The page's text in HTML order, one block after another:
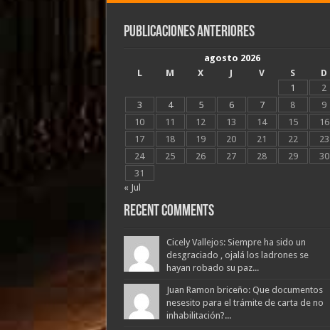
Publicaciones Anteriores
agosto 2026
L
M X J V S
D
1
2
3
4 5 6 7 8
9
10
11 12 13 14 15
16
17
18 19 20 21 22
23
24
25 26 27 28 29
30
31
« Jul
Recent Comments
Cicely Vallejos: Siempre ha sido un
desgraciado , ojalá los ladrones se
hayan robado su paz...
Juan Ramon briceño: Que documentos
nesesito para el trámite de carta de no
inhabilitación?...